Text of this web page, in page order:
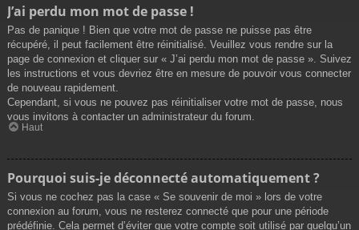
J’ai perdu mon mot de passe !
Pas de panique ! Bien que votre mot de passe ne puisse pas être
récupéré, il peut facilement être réinitialisé. Veuillez vous rendre sur la
page de connexion et cliquer sur « J’ai perdu mon mot de passe ». Suivez
les instructions et vous devriez être en mesure de pouvoir vous connecter
de nouveau rapidement.
Cependant, si vous ne pouvez pas réinitialiser votre mot de passe, nous
vous invitons à contacter un administrateur du forum.
Haut
Pourquoi suis-je déconnecté automatiquement ?
Si vous ne cochez pas la case « Se souvenir de moi » lors de votre
connexion au forum, vous ne resterez connecté que pour une période
prédéfinie. Cela permet d’éviter que votre compte soit utilisé par quelqu’un